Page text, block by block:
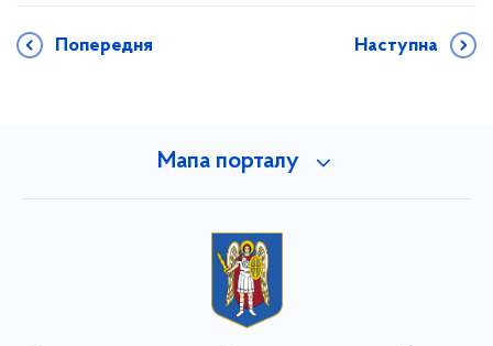
Попередня Наступна
Мапа порталу